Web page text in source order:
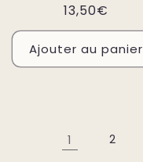
Prix
habituel
13,50€
Ajouter au panier
1 2